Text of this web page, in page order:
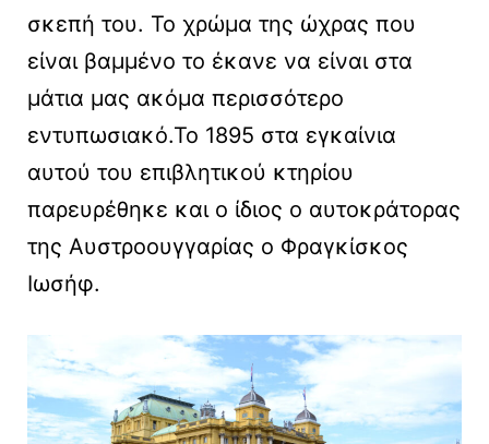
σκεπή του. Το χρώμα της ώχρας που
είναι βαμμένο το έκανε να είναι στα
μάτια μας ακόμα περισσότερο
εντυπωσιακό.Το 1895 στα εγκαίνια
αυτού του επιβλητικού κτηρίου
παρευρέθηκε και ο ίδιος ο αυτοκράτορας
της Αυστροουγγαρίας ο Φραγκίσκος
Ιωσήφ.